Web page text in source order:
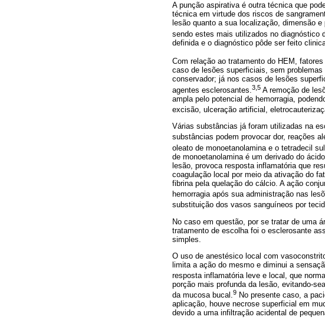
A punção aspirativa é outra técnica que
técnica em virtude dos riscos de
lesão quanto a sua localização, dimensão
sendo estes mais utilizados no diagnóstico
definida e o diagnóstico pôde ser feito
Com relação ao tratamento do HEM,
caso de lesões superficiais, sem
conservador; já nos casos de lesões
agentes esclerosantes. 3,5 A remoção de
ampla pelo potencial de hemorragia,
excisão, ulceração artificial,
Várias substâncias já foram utilizadas na
substâncias podem provocar dor, reações
oleato de monoetanolamina e o tetradecil
de monoetanolamina é um derivado do
lesão, provoca resposta inflamatória que
coagulação local por meio da ativação do
fibrina pela quelação do cálcio. A ação
hemorragia após sua administração nas
substituição dos vasos sanguíneos por
No caso em questão, por se tratar de uma
tratamento de escolha foi o esclerosante
simples.
O uso de anestésico local com
limita a ação do mesmo e diminui a
resposta inflamatória leve e local, que
porção mais profunda da lesão, evitando-
da mucosa bucal.9 No presente caso, a
aplicação, houve necrose superficial em
devido a uma infiltração acidental de